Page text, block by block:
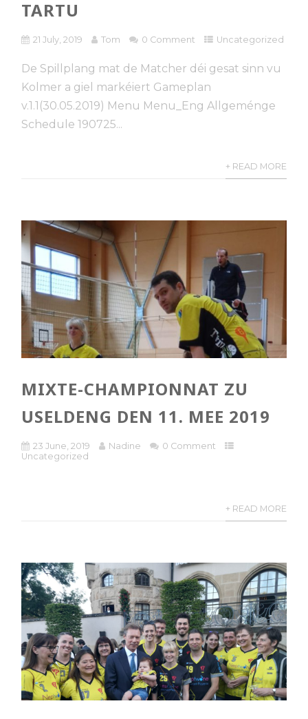
TARTU
21 July, 2019 Tom 0 Comment Uncategorized
De Spillplang mat de Matcher déi gesat sinn vu
Kolmer a giel markéiert Gameplan
v.1.1(30.05.2019) Menu Menu_Eng Allgeménge
Schedule 190725...
+ READ MORE
MIXTE-CHAMPIONNAT ZU
USELDENG DEN 11. MEE 2019
23 June, 2019 Nadine
0 Comment
Uncategorized
+ READ MORE